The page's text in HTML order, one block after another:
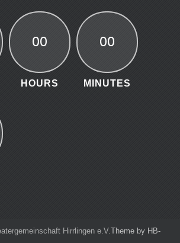
00
HOURS
00
MINUTES
Hirrlingen e.V.Theme by HB-